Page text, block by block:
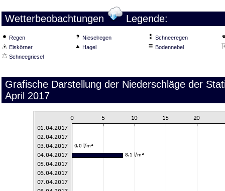
Wetterbeobachtungen Legende:
Regen Nieselregen
Schneeregen
Eiskörner
Hagel
Bodennebel
Schneegriesel
Grafische Darstellung der Niederschläge der
April 2017